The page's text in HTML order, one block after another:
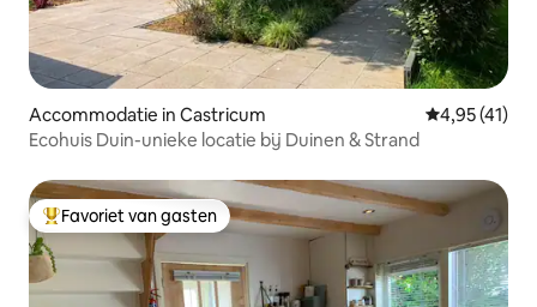
Accommodatie in Castricum Gemiddelde
4,95 (41)
Ecohuis Duin-unieke locatie bij Duinen & Strand
Topfavoriet van gasten
Favoriet van gasten